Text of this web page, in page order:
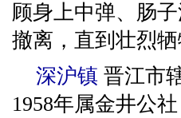
顾身上中弹、肠
撤离，直到壮烈牺
深沪镇 晋江市
1958年属金井公